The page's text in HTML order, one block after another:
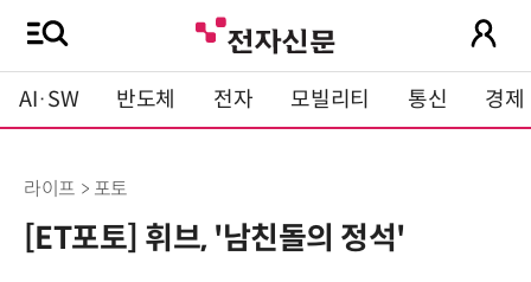
AI·SW 반도체 전자 모빌리티 통신 경제
라이프 > 포토
[ET포토] 휘브, '남친돌의 정석'